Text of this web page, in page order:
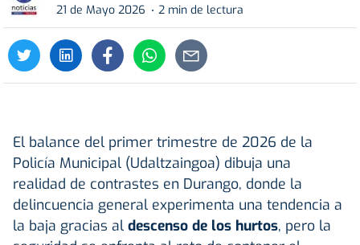
21 de Mayo 2026
2 min de lectura
El balance del primer trimestre de 2026 de la
Policía Municipal (Udaltzaingoa) dibuja una
realidad de contrastes en Durango, donde la
delincuencia general experimenta una tendencia a
la baja gracias al descenso de los hurtos, pero la